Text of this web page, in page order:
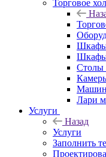
Торговое
Шкафы
Шкафы
Столы
Лари
Услуги
Назад
Услуги
Заполнить